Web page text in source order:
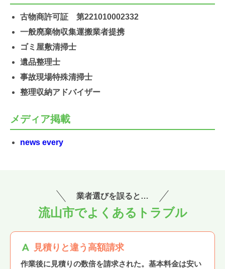
古物商許可証 第221010002332
一般廃棄物収集運搬業者提携
ゴミ屋敷清掃士
遺品整理士
事故現場特殊清掃士
整理収納アドバイザー
メディア掲載
news every
業者選びを誤ると…
流山市でよくあるトラブル
見積りと違う高額請求
作業後に見積りの数倍を請求された。基本料金は安い